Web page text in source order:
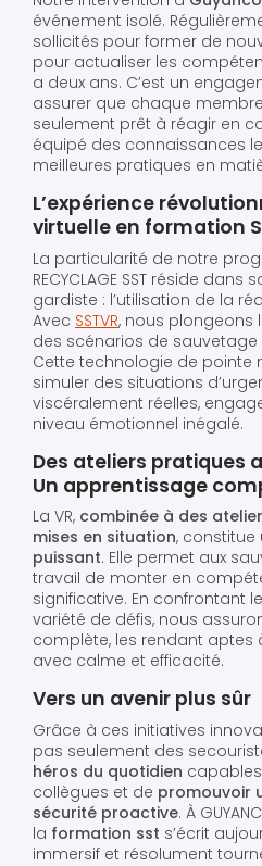
événement isolé.
sollicités pour former de
pour actualiser les
a deux ans. C’est un
assurer que chaque
seulement prêt à réagir en
équipé des connaissances
meilleures pratiques en
L’expérience
virtuelle en formation
La particularité de notre
RECYCLAGE SST réside
gardiste : l’utilisation de la
Avec SSTVR, nous plongeons
des scénarios de
Cette technologie de pointe
simuler des situations
viscéralement réelles,
niveau émotionnel inégalé.
Des ateliers pratiques
Un apprentissage
La VR, combinée à des
mises en situation, constitue
puissant. Elle permet aux
travail de monter en
significative. En confrontant
variété de défis, nous
complète, les rendant aptes
avec calme et efficacité.
Vers un avenir plus sûr
Grâce à ces initiatives
pas seulement des
héros du quotidien
collègues et de promouvoir
sécurité proactive. À
la formation sst s’écrit
immersif et résolument